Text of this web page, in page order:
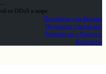
—
от DDoS в мире
Подписка для физлиц
Подписка для юрлиц
Реклама на «Хакере»
Контакты